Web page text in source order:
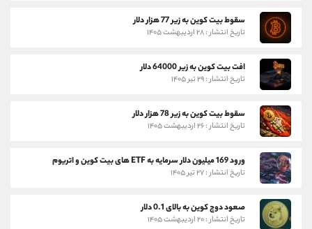
سقوط بیت کوین به زیر 77 هزار دلار
تاریخ انتشار : ۲۸ اردیبهشت ۱۴۰۵
افت بیت کوین به زیر 64000 دلار
تاریخ انتشار : ۲۹ تیر ۱۴۰۵
سقوط بیت کوین به زیر 78 هزار دلار
تاریخ انتشار : ۲۶ اردیبهشت ۱۴۰۵
ورود 169 میلیون دلار سرمایه به ETF های بیت کوین و اتریوم
تاریخ انتشار : ۲۷ تیر ۱۴۰۵
صعود دوج کوین به بالای 0.1 دلار
تاریخ انتشار : ۲۰ اردیبهشت ۱۴۰۵